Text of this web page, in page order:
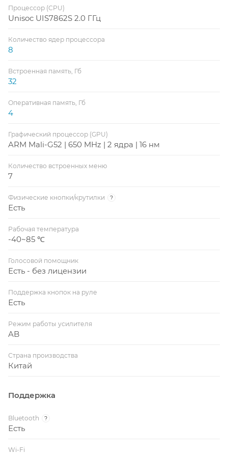
Процессор (CPU)
Unisoc UIS7862S 2.0 ГГц
Количество ядер процессора
8
Встроенная память, Гб
32
Оперативная память, Гб
4
Графический процессор (GPU)
ARM Mali-G52 | 650 MHz | 2 ядра | 16 нм
Количество встроенных меню
7
Физические кнопки/крутилки ?
Есть
Рабочая температура
-40~85 ℃
Голосовой помощник
Есть - без лицензии
Поддержка кнопок на руле
Есть
Режим работы усилителя
AB
Страна производства
Китай
Поддержка
Bluetooth ?
Есть
Wi-Fi